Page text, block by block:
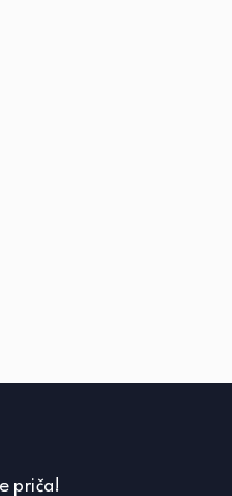
priča!